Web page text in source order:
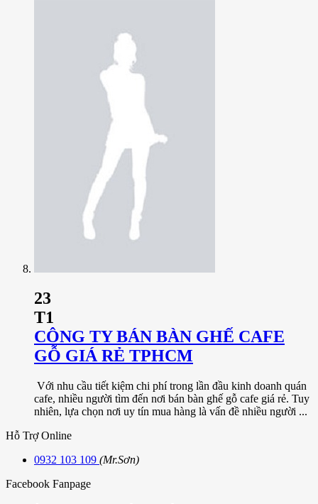
23
T1
CÔNG TY BÁN BÀN GHẾ CAFE
GỖ GIÁ RẺ TPHCM
Với nhu cầu tiết kiệm chi phí trong lần đầu kinh doanh quán
cafe, nhiều người tìm đến nơi bán bàn ghế gỗ cafe giá rẻ. Tuy
nhiên, lựa chọn nơi uy tín mua hàng là vấn đề nhiều người ...
Hỗ Trợ Online
0932 103 109 (Mr.Sơn)
Facebook Fanpage